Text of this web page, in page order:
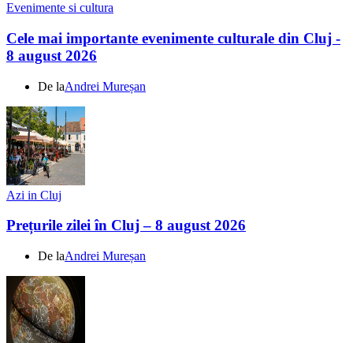
Evenimente si cultura
Cele mai importante evenimente culturale din Cluj -
8 august 2026
De laAndrei Mureșan
Azi in Cluj
Prețurile zilei în Cluj – 8 august 2026
De laAndrei Mureșan